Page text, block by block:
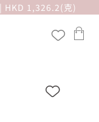
HKD 1,326.2(克)